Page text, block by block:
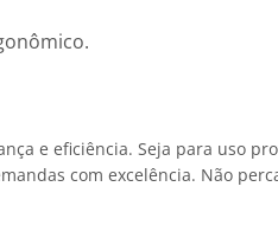
e eficiência. Seja para uso
com excelência. Não